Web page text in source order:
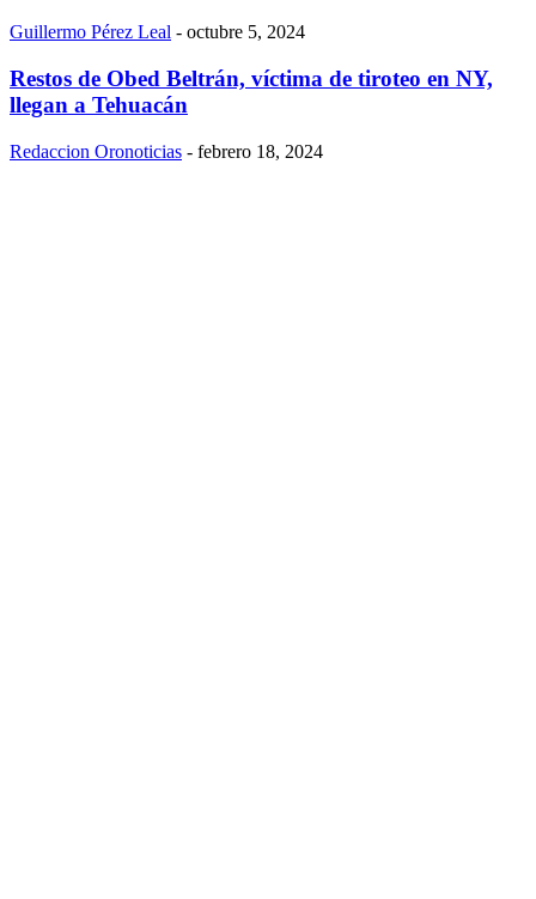
Guillermo Pérez Leal - octubre 5, 2024
Restos de Obed Beltrán, víctima de tiroteo en NY,
llegan a Tehuacán
Redaccion Oronoticias - febrero 18, 2024